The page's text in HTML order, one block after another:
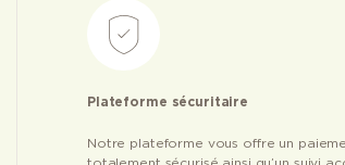
Plateforme sécuritaire
Notre plateforme vous offre un